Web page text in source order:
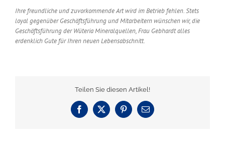
Ihre freundliche und zuvorkommende Art wird im Betrieb fehlen. Stets
loyal gegenüber Geschäftsführung und Mitarbeitern wünschen wir, die
Geschäftsführung der Wüteria Mineralquellen, Frau Gebhardt alles
erdenklich Gute für Ihren neuen Lebensabschnitt.
Teilen Sie diesen Artikel!
Facebook
X PinterestE-
Mail